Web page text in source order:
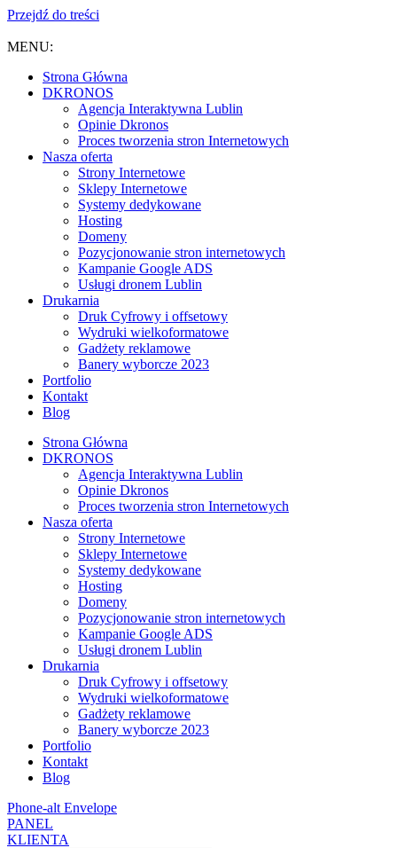
Przejdź do treści
MENU:
Strona Główna
DKRONOS
️Agencja Interaktywna Lublin
Opinie Dkronos
Proces tworzenia stron Internetowych
Nasza oferta
Strony Internetowe
Sklepy Internetowe
Systemy dedykowane
Hosting
Domeny
Pozycjonowanie stron internetowych
Kampanie Google ADS
Usługi dronem Lublin
Drukarnia
Druk Cyfrowy i offsetowy
Wydruki wielkoformatowe
Gadżety reklamowe
Banery wyborcze 2023
Portfolio
Kontakt
Blog
Strona Główna
DKRONOS
️Agencja Interaktywna Lublin
Opinie Dkronos
Proces tworzenia stron Internetowych
Nasza oferta
Strony Internetowe
Sklepy Internetowe
Systemy dedykowane
Hosting
Domeny
Pozycjonowanie stron internetowych
Kampanie Google ADS
Usługi dronem Lublin
Drukarnia
Druk Cyfrowy i offsetowy
Wydruki wielkoformatowe
Gadżety reklamowe
Banery wyborcze 2023
Portfolio
Kontakt
Blog
Phone-alt Envelope
PANEL
KLIENTA